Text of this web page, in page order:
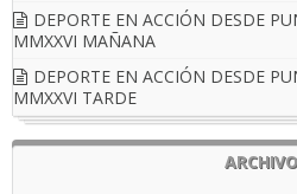
DEPORTE EN ACCIÓN DESDE
MMXXVI MAÑANA
DEPORTE EN ACCIÓN DESDE
MMXXVI TARDE